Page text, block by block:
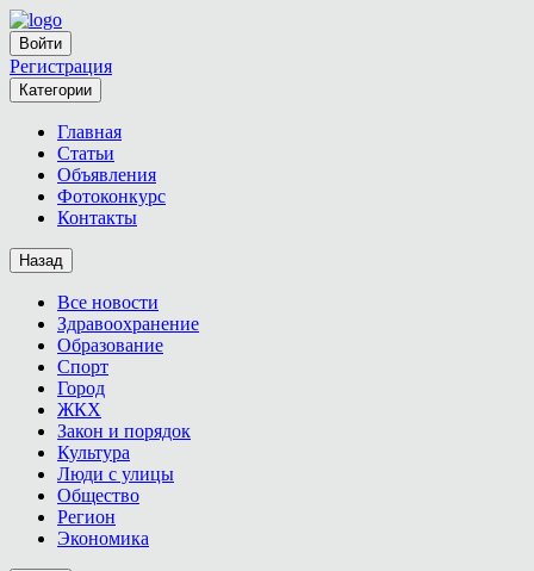
Войти
Регистрация
Категории
Главная
Статьи
Объявления
Фотоконкурс
Контакты
Назад
Все новости
Здравоохранение
Образование
Спорт
Город
ЖКХ
Закон и порядок
Культура
Люди с улицы
Общество
Регион
Экономика